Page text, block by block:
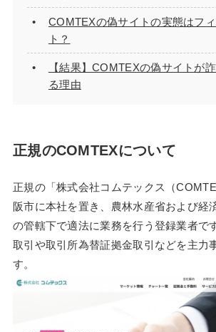
COMTEXの偽サイトの実態はフ
ト？
【結果】COMTEXの偽サイトが
る理由
正規のCOMTEXについて
正規の「株式会社コムテックス（
阪市に本社を置き、農林水産省および経
の管轄下で適法に業務を行う登録業者で
取引や取引所為替証拠金取引などを主力
す。